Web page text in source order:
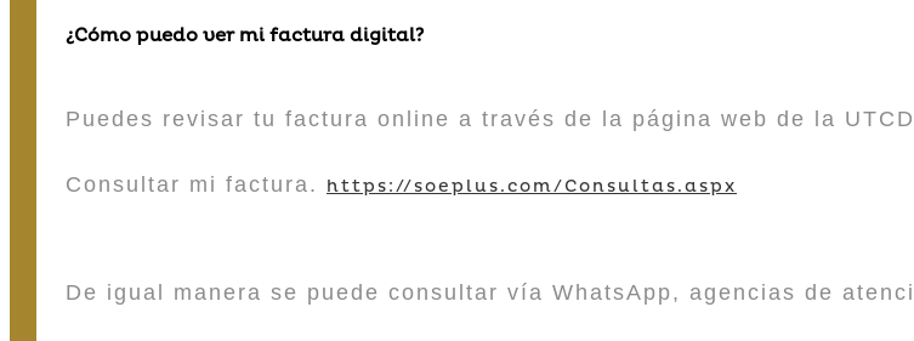
¿Cómo puedo ver mi factura digital?
Puedes revisar tu factura online a través de la página web de la
Consultar mi factura. https://soeplus.com/Consultas.aspx
De igual manera se puede consultar vía WhatsApp, agencias de